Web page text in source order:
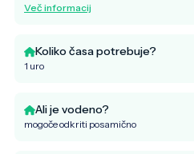
Več informacij
Koliko časa potrebuje?
1 uro
Ali je vodeno?
mogoče odkriti posamično